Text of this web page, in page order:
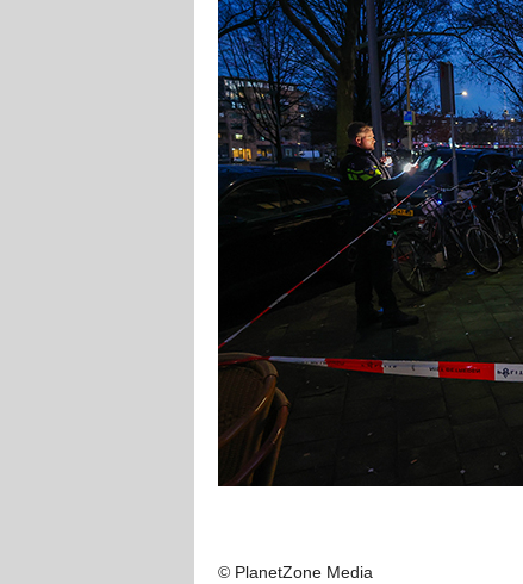
© PlanetZone Media